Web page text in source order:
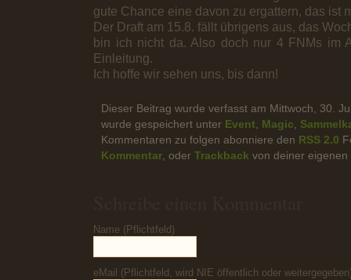
gute Chance eine davon zu ergattern, das ist
Der Draft am 15.8. fällt übrigens aus, das
bin ich nicht da. Also doch nur 4 FNMs im
Einleitung.
Ich hoffe wir sehen uns, bis dann!
Dieser Beitrag wurde verfasst am Mittwoch, 30.
wurde gespeichert unter Event, Magic,
Kommentaren zu folgen abonniere den RSS 2.0
Kommentar, oder Trackback von deiner eigenen
Name (Pflichtfeld)
eMail (Pflichtfeld, wird NIE öffentlich oder